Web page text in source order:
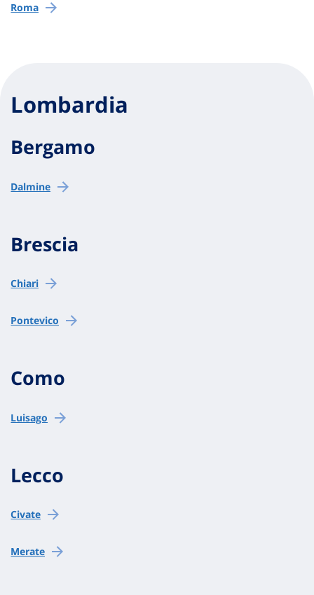
Roma
Lombardia
Bergamo
Dalmine
Brescia
Chiari
Pontevico
Como
Luisago
Lecco
Civate
Merate